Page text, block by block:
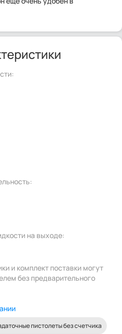
на выходе:
и комплект поставки могут
без предварительного
пистолеты без счетчика